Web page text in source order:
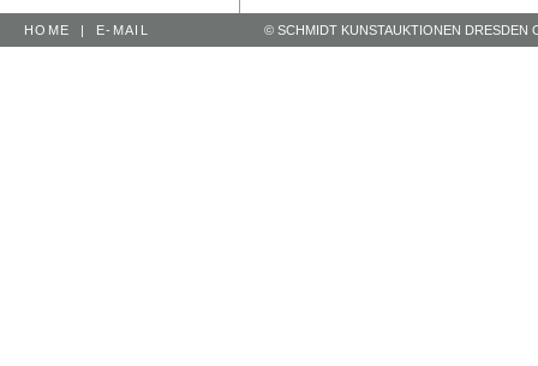
HOME | E-MAIL © SCHMIDT KUNSTAUKTIONEN DRESDEN